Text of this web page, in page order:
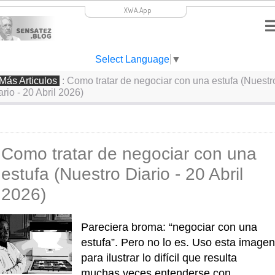
XWA.App
Select Language ▼
Articulos : Como tratar de negociar con una estufa
- 20 Abril 2026)
Como tratar de negociar con una
estufa (Nuestro Diario - 20 Abril
2026)
Pareciera broma: “negociar con una
estufa”. Pero no lo es. Uso esta imagen
para ilustrar lo difícil que resulta